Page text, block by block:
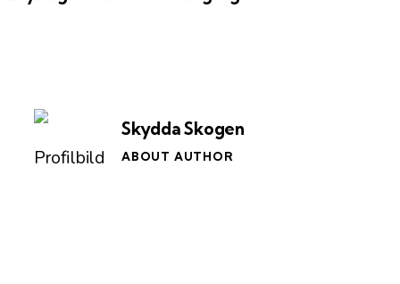
Skydda Skogen
ABOUT AUTHOR